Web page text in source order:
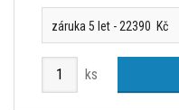
záruka 5 let - 22390 Kč
ks